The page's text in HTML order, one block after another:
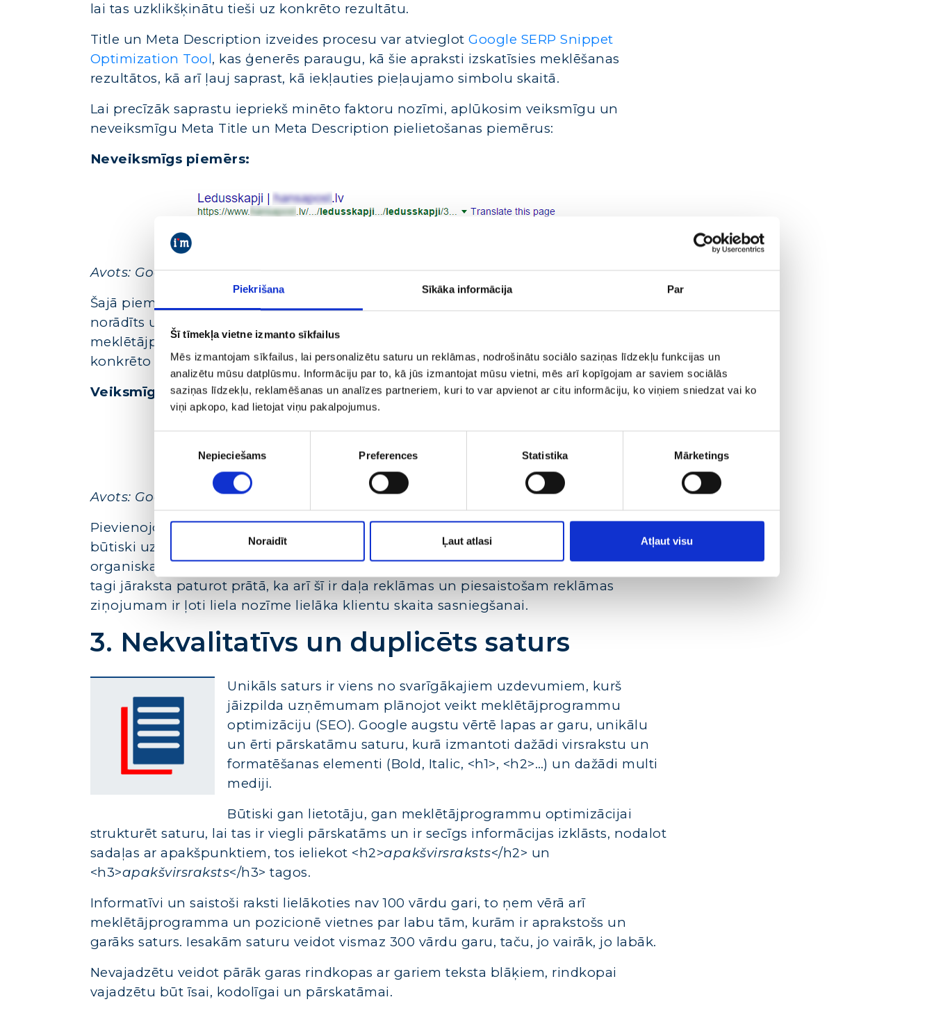
Piekrišana Sīkāka informācija Par
Šī tīmekļa vietne izmanto sīkfailus
Mēs izmantojam sīkfailus, lai personalizētu saturu un reklāmas, nodrošinātu sociālo saziņas līdzekļu funkcijas un
analizētu mūsu datplūsmu. Informāciju par to, kā jūs izmantojat mūsu vietni, mēs arī kopīgojam ar saviem sociālās
saziņas līdzekļu, reklamēšanas un analīzes partneriem, kuri to var apvienot ar citu informāciju, ko viņiem sniedzat vai ko
viņi apkopo, kad lietojat viņu pakalpojumus.
Nepieciešams Preferences Statistika Mārketings
Noraidīt Ļaut atlasi Atļaut visu
lai tas uzklikšķinātu tieši uz konkrēto rezultātu.
Title un Meta Description izveides procesu var atvieglotGoogle SERP Snippet
Optimization Tool, kas ģenerēs paraugu, kā šie apraksti izskatīsies meklēšanas
rezultātos, kā arī ļauj saprast, kā iekļauties pieļaujamo simbolu skaitā.
Lai precīzāk saprastu iepriekš minēto faktoru nozīmi, aplūkosim veiksmīgu un
neveiksmīgu Meta Title un Meta Description pielietošanas piemērus:
Neveiksmīgs piemērs:
Avots: Google meklētājprogrammas organiskie rezultāti
Šajā piemērā uzskatāmi varam redzēt, kādu rezultātu Google var parādīt, ja netiek
norādīts unikāls un piesaistošs Meta Description tags, tajā tiks parādīts
meklētājprogrammas lietotājam nesaistošs saturs, kas neveicina interesi apmeklēt
konkrēto mājas lapu.
Veiksmīgs piemērs:
Avots: Google meklētājprogrammas organiskie rezultāti
Pievienojot lapai unikālu un interesantu Meta Title un Meta Description iespējams
būtiski uzlabot CTR rādītājus, kas var nozīmēt augstāku apmeklējumu skaitu no
organiskajām meklētājprogrammu pozīcijā, pat neatrodoties pirmajās pozīcijās. Šie
tagi jāraksta paturot prātā, ka arī šī ir daļa reklāmas un piesaistošam reklāmas
ziņojumam ir ļoti liela nozīme lielāka klientu skaita sasniegšanai.
3. Nekvalitatīvs un duplicēts saturs
Unikāls saturs ir viens no svarīgākajiem uzdevumiem, kurš
jāizpilda uzņēmumam plānojot veikt meklētājprogrammu
optimizāciju (SEO). Google augstu vērtē lapas ar garu, unikālu
un ērti pārskatāmu saturu, kurā izmantoti dažādi virsrakstu un
formatēšanas elementi (Bold, Italic, <h1>, <h2>…) un dažādi multi
mediji.
Būtiski gan lietotāju, gan meklētājprogrammu optimizācijai
strukturētsaturu, lai tas ir viegli pārskatāms un ir secīgs informācijas izklāsts, nodalot
sadaļas ar apakšpunktiem, tos ieliekot <h2>apakšvirsraksts</h2> un
<h3>apakšvirsraksts</h3> tagos.
Informatīvi un saistoši raksti lielākoties nav 100 vārdu gari, to ņem vērā arī
meklētājprogramma un pozicionē vietnes par labu tām, kurām ir aprakstošs un
garākssaturs. Iesakāmsaturu veidot vismaz 300 vārdu garu, taču, jo vairāk, jo labāk.
Nevajadzētu veidot pārāk garas rindkopas ar gariem teksta blāķiem, rindkopai
vajadzētu būt īsai, kodolīgai un pārskatāmai.